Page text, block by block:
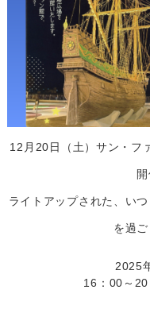
12月20日（土）サン・フ
ライトアップされた、い
を過
2025
16：00～